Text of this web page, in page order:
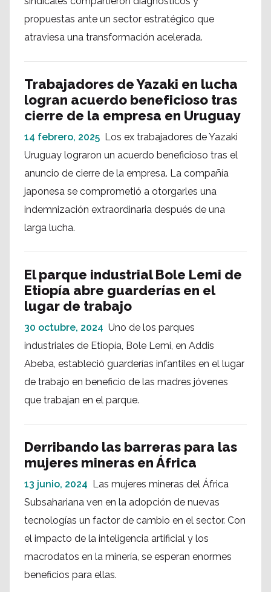
propuestas ante un sector estratégico que
atraviesa una transformación acelerada.
Trabajadores de Yazaki en lucha
logran acuerdo beneficioso tras
cierre de la empresa en Uruguay
14 febrero, 2025 Los ex trabajadores de Yazaki
Uruguay lograron un acuerdo beneficioso tras el
anuncio de cierre de la empresa. La compañía
japonesa se comprometió a otorgarles una
indemnización extraordinaria después de una
larga lucha.
El parque industrial Bole Lemi de
Etiopía abre guarderías en el
lugar de trabajo
30 octubre, 2024 Uno de los parques
industriales de Etiopía, Bole Lemi, en Addis
Abeba, estableció guarderías infantiles en el lugar
de trabajo en beneficio de las madres jóvenes
que trabajan en el parque.
Derribando las barreras para las
mujeres mineras en África
13 junio, 2024 Las mujeres mineras del África
Subsahariana ven en la adopción de nuevas
tecnologías un factor de cambio en el sector. Con
el impacto de la inteligencia artificial y los
macrodatos en la minería, se esperan enormes
beneficios para ellas.